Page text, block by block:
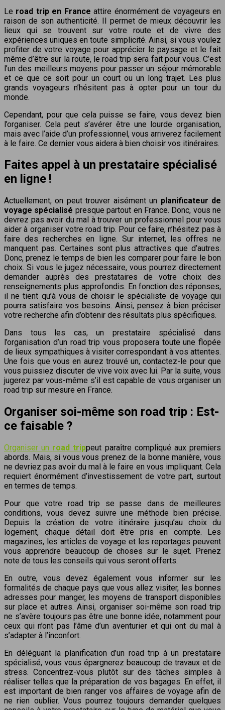
Le road trip en France attire énormément de voyageurs en
raison de son authenticité. Il permet de mieux découvrir les
lieux qui se trouvent sur votre route et de vivre des
expériences uniques en toute simplicité. Ainsi, si vous voulez
profiter de votre voyage pour apprécier le paysage et le fait
même d’être sur la route, le road trip sera fait pour vous. C’est
l’un des meilleurs moyens pour passer un séjour mémorable
et ce que ce soit pour un court ou un long trajet. Les plus
grands voyageurs n’hésitent pas à opter pour un tour du
monde.
Cependant, pour que cela puisse se faire, vous devez bien
l’organiser. Cela peut s’avérer être une lourde organisation,
mais avec l’aide d’un professionnel, vous arriverez facilement
à le faire. Ce dernier vous aidera à bien choisir vos itinéraires.
Faites appel à un prestataire spécialisé
en ligne !
Actuellement, on peut trouver aisément un planificateur de
voyage spécialisé presque partout en France. Donc, vous ne
devrez pas avoir du mal à trouver un professionnel pour vous
aider à organiser votre road trip. Pour ce faire, n’hésitez pas à
faire des recherches en ligne. Sur internet, les offres ne
manquent pas. Certaines sont plus attractives que d’autres.
Donc, prenez le temps de bien les comparer pour faire le bon
choix. Si vous le jugez nécessaire, vous pourrez directement
demander auprès des prestataires de votre choix des
renseignements plus approfondis. En fonction des réponses,
il ne tient qu’à vous de choisir le spécialiste de voyage qui
pourra satisfaire vos besoins. Ainsi, pensez à bien préciser
votre recherche afin d’obtenir des résultats plus spécifiques.
Dans tous les cas, un prestataire spécialisé dans
l’organisation d’un road trip vous proposera toute une flopée
de lieux sympathiques à visiter correspondant à vos attentes.
Une fois que vous en aurez trouvé un, contactez-le pour que
vous puissiez discuter de vive voix avec lui. Par la suite, vous
jugerez par vous-même s’il est capable de vous organiser un
road trip sur mesure en France.
Organiser soi-même son road trip : Est-
ce faisable ?
Organiser un road trippeut paraître compliqué aux premiers
abords. Mais, si vous vous prenez de la bonne manière, vous
ne devriez pas avoir du mal à le faire en vous impliquant. Cela
requiert énormément d’investissement de votre part, surtout
en termes de temps.
Pour que votre road trip se passe dans de meilleures
conditions, vous devez suivre une méthode bien précise.
Depuis la création de votre itinéraire jusqu’au choix du
logement, chaque détail doit être pris en compte. Les
magazines, les articles de voyage et les reportages peuvent
vous apprendre beaucoup de choses sur le sujet. Prenez
note de tous les conseils qui vous seront offerts.
En outre, vous devez également vous informer sur les
formalités de chaque pays que vous allez visiter, les bonnes
adresses pour manger, les moyens de transport disponibles
sur place et autres. Ainsi, organiser soi-même son road trip
ne s’avère toujours pas être une bonne idée, notamment pour
ceux qui n’ont pas l’âme d’un aventurier et qui ont du mal à
s’adapter à l’inconfort.
En déléguant la planification d’un road trip à un prestataire
spécialisé, vous vous épargnerez beaucoup de travaux et de
stress. Concentrez-vous plutôt sur des tâches simples à
réaliser telles que la préparation de vos bagages. En effet, il
est important de bien ranger vos affaires de voyage afin de
ne rien oublier. Vous pourrez toujours demander quelques